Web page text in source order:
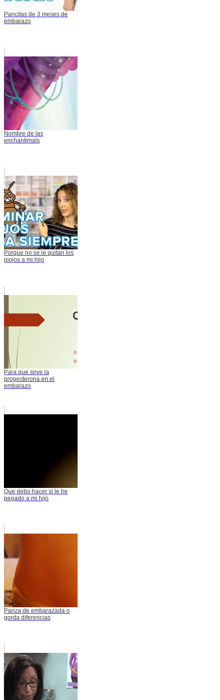
Pancitas de 3 meses de
embarazo
Nombre de las
enchantimals
Porque no se le quitan los
piojos a mi hijo
Para que sirve la
progesterona en el
embarazo
Que debo hacer si le he
pegado a mi hijo
Panza de embarazada o
gorda diferencias